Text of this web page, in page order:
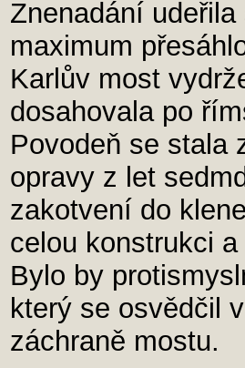
Znenadání
maximum
Karlův most
dosahovala po
Povodeň se stala
opravy z let
zakotvení do
celou konstrukci
Bylo by
který se osvědčil
záchraně mostu.